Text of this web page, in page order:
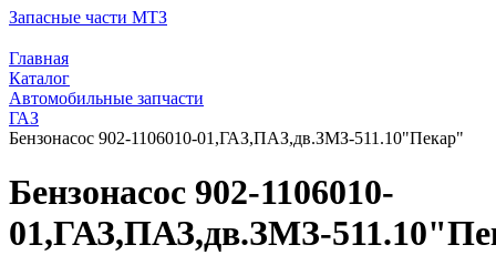
Запасные части МТЗ
Главная
Каталог
Автомобильные запчасти
ГАЗ
Бензонасос 902-1106010-01,ГАЗ,ПАЗ,дв.ЗМЗ-511.10"Пекар"
Бензонасос 902-1106010-
01,ГАЗ,ПАЗ,дв.ЗМЗ-